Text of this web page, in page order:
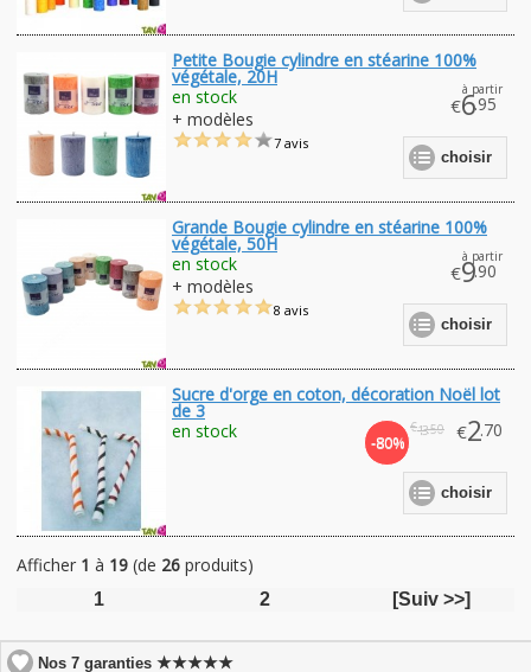
Petite Bougie cylindre en stéarine 100%
végétale, 20H
à partir
€6.95
en stock
+ modèles
choisir
7 avis
Grande Bougie cylindre en stéarine 100%
végétale, 50H
à partir
€9.90
en stock
+ modèles
choisir
8 avis
Sucre d'orge en coton, décoration Noël lot
de 3
-80%
€13.50 €2.70
en stock
choisir
Afficher 1 à 19 (de 26 produits)
1 2 [Suiv >>]
Nos 7 garanties★★★★★